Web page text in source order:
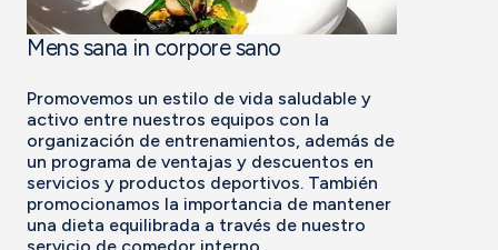
Mens sana in corpore sano
Promovemos un estilo de vida saludable y
activo entre nuestros equipos con la
organización de entrenamientos, además de
un programa de ventajas y descuentos en
servicios y productos deportivos. También
promocionamos la importancia de mantener
una dieta equilibrada a través de nuestro